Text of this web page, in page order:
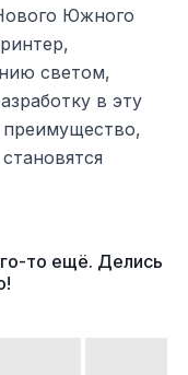
Южного
светом,
в эту
преимущество,